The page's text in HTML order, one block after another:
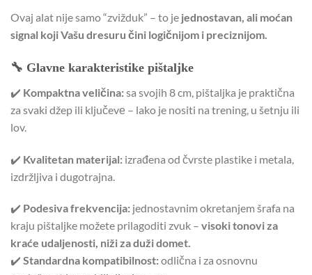
Ovaj alat nije samo “zvižduk” – to je jednostavan, ali moćan
signal koji Vašu dresuru čini logičnijom i preciznijom.
🔧 Glavne karakteristike pištaljke
✔️ Kompaktna veličina:sa svojih 8 cm, pištaljka je praktična
za svaki džep ili ključevе – lako je nositi na trening, u šetnju ili
lov.
✔️ Kvalitetan materijal: izrađena od čvrste plastike i metala,
izdržljiva i dugotrajna.
✔️ Podesiva frekvencija: jednostavnim okretanjem šrafa na
kraju pištaljke možete prilagoditi zvuk – visoki tonovi za
kraće udaljenosti, niži za duži domet.
✔️ Standardna kompatibilnost:odlična i za osnovnu